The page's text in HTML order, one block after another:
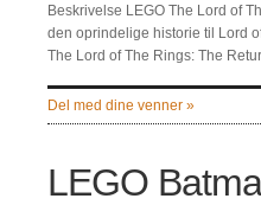
Beskrivelse LEGO The Lord of
den oprindelige historie til Lord
The Lord of The Rings: The
Del med dine venner »
LEGO